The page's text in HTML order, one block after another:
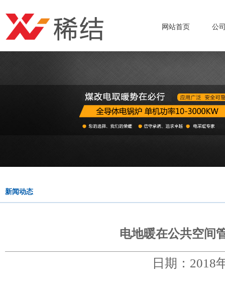
网站首页 公
新闻动态
电地暖在公共空间
日期：2018